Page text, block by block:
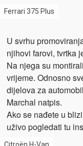
Ferrari 375 Plus
U svrhu
njihovi farovi, tvrtka
Na njega su
vrijeme. Odnosno
dijelova za
Marchal natpis.
Ako se nađete u
uživo pogledati tu
Citroën H-Van